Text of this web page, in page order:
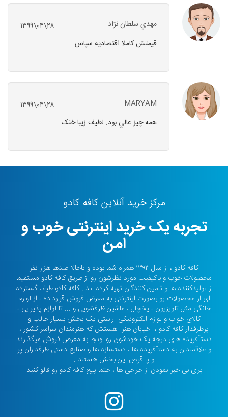
مهدي سلطان نژاد
۱۳۹۹\۰۴\۲۸
قيمتش کاملا اقتصاديه سپاس
MARYAM
۱۳۹۹\۰۴\۲۸
همه چيز عالي بود. لطيف زيبا خنک
مرکز خرید آنلاین کافه کادو
تجربه یک خرید اینترنتی خوب و
امن
کافه کادو ، از سال ۱۳۹۳ همراه شما بوده و تاحالا صدها هزار نفر
محصولات خوب و باکیفیت مورد نظرشون رو از طریق کافه کادو مستقیما
از تولیدکننده ها و تامین کنندگان تهیه کرده اند . کافه کادو طیف گسترده
ای از محصولات رو بصورت اینترنتی به معرض فروش قرارداده ، از لوازم
خانگی مثل تلویزیون ، یخچال ، ماشین ظرفشویی و ... تا لوازم پذیرایی ،
کالای خواب و لوازم الکترونیکی. راستی یک بخش بسیار جالب و
پرطرفدار کافه کادو ، "خیابان هنر" هستش که هنرمندان سراسر کشور ،
دستآفریده های درجه یک خودشون رو اونجا به معرض فروش میگذارند
و علاقمندان به دستآفریده ها ، دستسازه ها و صنایع دستی طرفداران پر
و پا قرص این بخش هستند .
برای بی خبر نمودن از حراجی ها ، حتما پیج کافه کادو رو فالو کنید